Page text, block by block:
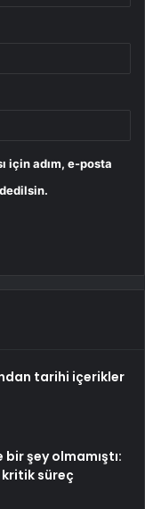
için adım, e-posta
tarihi içerikler
bir şey olmamıştı:
kritik süreç